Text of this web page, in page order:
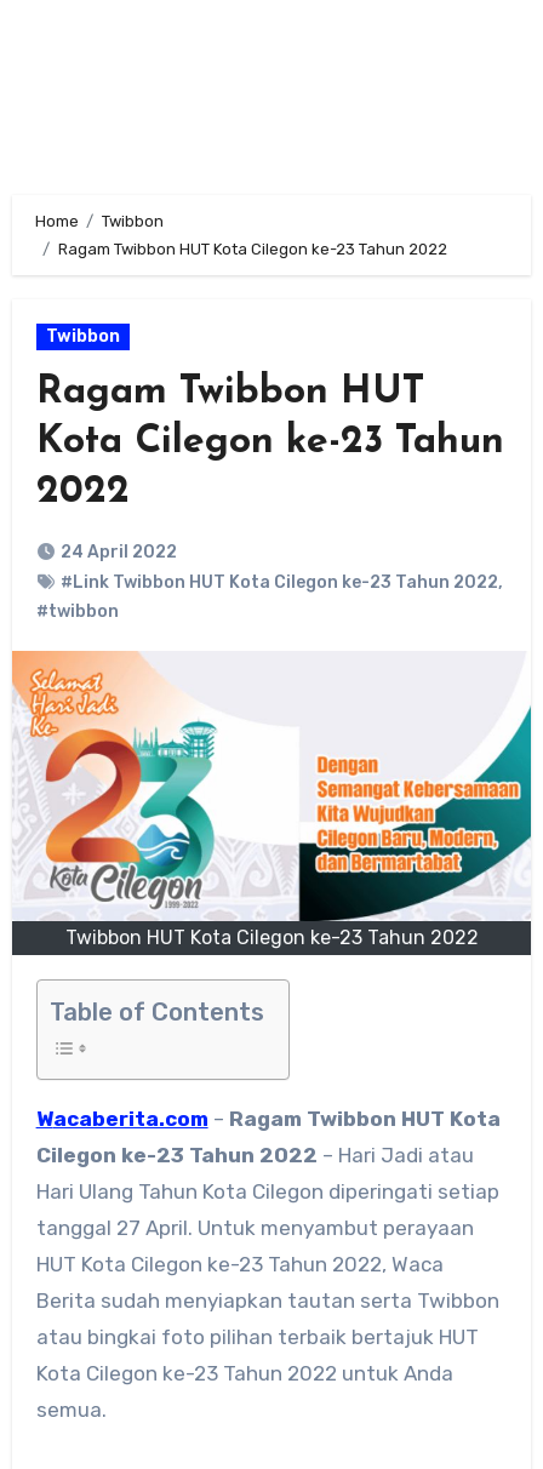
Home
Twibbon
Ragam Twibbon HUT Kota Cilegon ke-23 Tahun 2022
Twibbon
Ragam Twibbon HUT
Kota Cilegon ke-23 Tahun
2022
24 April 2022
#Link Twibbon HUT Kota Cilegon ke-23 Tahun 2022,
#twibbon
Twibbon HUT Kota Cilegon ke-23 Tahun 2022
Table of Contents
Wacaberita.com – Ragam Twibbon HUT Kota
Cilegon ke-23 Tahun 2022 – Hari Jadi atau
Hari Ulang Tahun Kota Cilegon diperingati setiap
tanggal 27 April. Untuk menyambut perayaan
HUT Kota Cilegon ke-23 Tahun 2022, Waca
Berita sudah menyiapkan tautan serta Twibbon
atau bingkai foto pilihan terbaik bertajuk HUT
Kota Cilegon ke-23 Tahun 2022 untuk Anda
semua.